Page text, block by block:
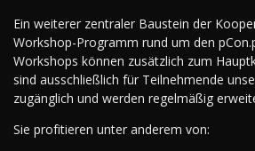
Ein weiterer zentraler Baustein der
Workshop-Programm rund um den
Workshops können zusätzlich zum
sind ausschließlich für Teilnehmende
zugänglich und werden regelmäßig
Sie profitieren unter anderem von: